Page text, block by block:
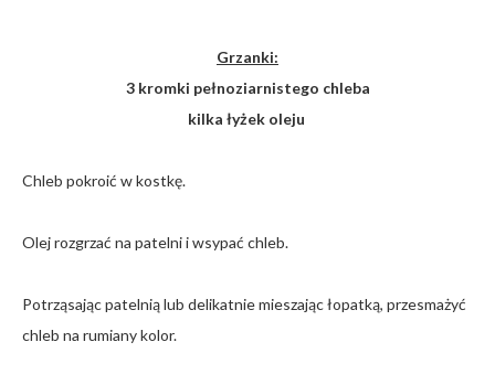
Grzanki:
3 kromki pełnoziarnistego chleba
kilka łyżek oleju
Chleb pokroić w kostkę.
Olej rozgrzać na patelni i wsypać chleb.
Potrząsając patelnią lub delikatnie mieszając łopatką, przesmażyć
chleb na rumiany kolor.